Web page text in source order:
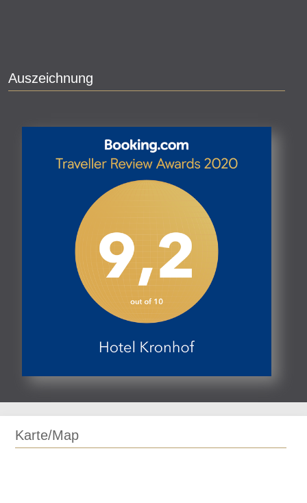
Auszeichnung
Karte/Map